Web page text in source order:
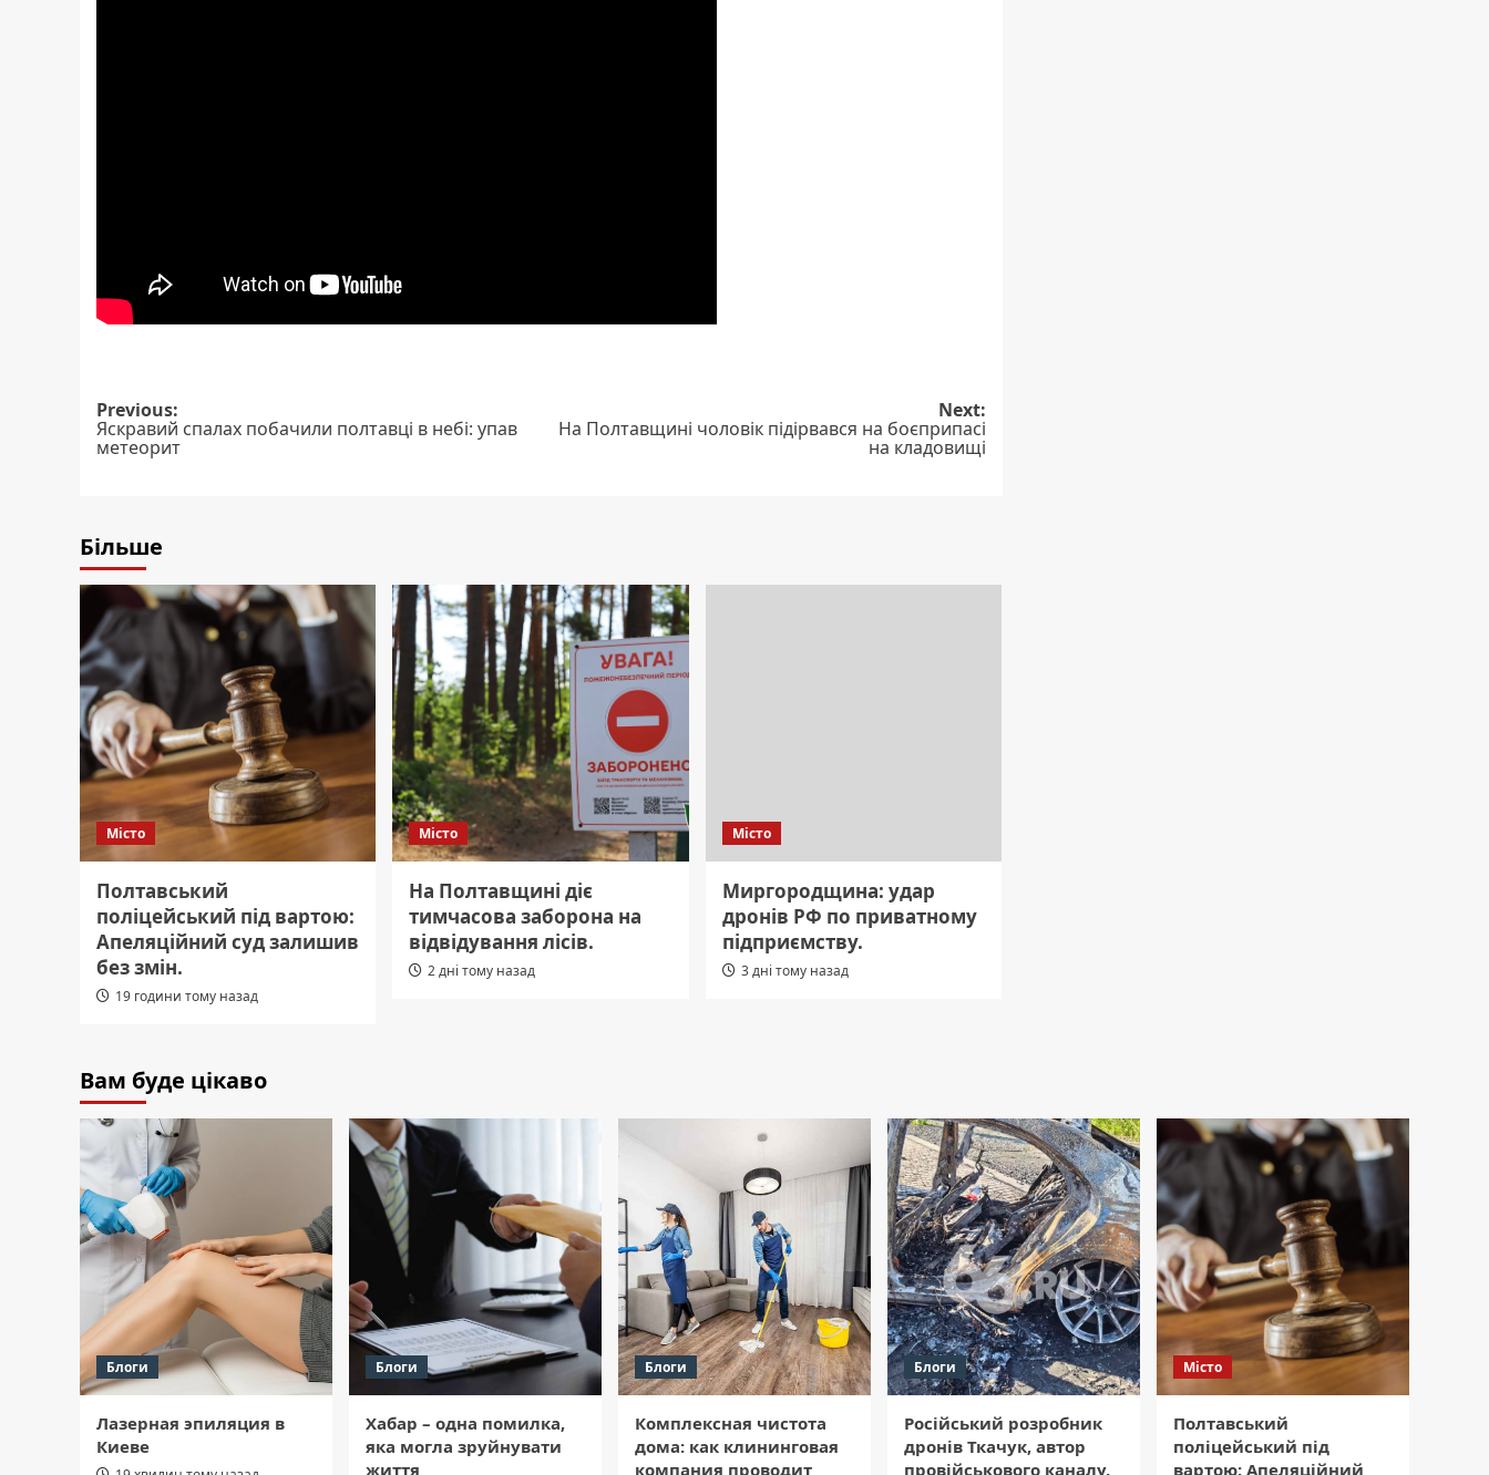
Post
navigation
Previous:
Яскравий спалах побачили полтавці в небі: упав
метеорит
Next:
На Полтавщині чоловік підірвався на боєприпасі
на кладовищі
Більше
Місто
Полтавський
поліцейський під вартою:
Апеляційний суд залишив
без змін.
19 години тому назад
Місто
На Полтавщині діє
тимчасова заборона на
відвідування лісів.
2 дні тому назад
Місто
Миргородщина: удар
дронів РФ по приватному
підприємству.
3 дні тому назад
Вам буде цікаво
Блоги
Лазерная эпиляция в
Киеве
Блоги
Хабар – одна помилка,
яка могла зруйнувати
життя
Блоги
Комплексная чистота
дома: как клининговая
компания проводит
Блоги
Російський розробник
дронів Ткачук, автор
провійськового каналу,
Місто
Полтавський
поліцейський під
вартою: Апеляційний